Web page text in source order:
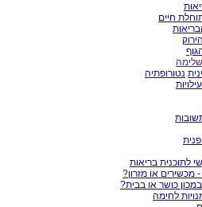
חיים
נטורופתיה
לתוכנית בריאות
מכשירים או מזרון?
כושר או בבית?
לחימה